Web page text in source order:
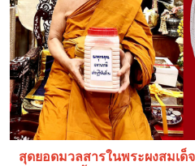
สุดยอดมวลสารในพระผงสมเด็